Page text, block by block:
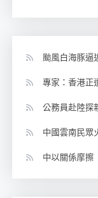
颱風白海豚逼
專家：香港正
公務員赴陸
中國雲南民
中以關係摩